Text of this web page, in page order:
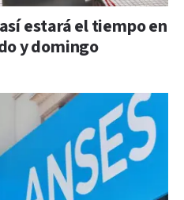
estará el tiempo en
y domingo